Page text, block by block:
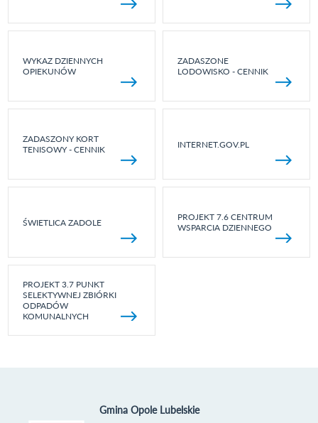
WYKAZ DZIENNYCH
OPIEKUNÓW
ZADASZONE
LODOWISKO - CENNIK
ZADASZONY KORT
TENISOWY - CENNIK
INTERNET.GOV.PL
ŚWIETLICA ZADOLE
PROJEKT 7.6 CENTRUM
WSPARCIA DZIENNEGO
PROJEKT 3.7 PUNKT
SELEKTYWNEJ ZBIÓRKI
ODPADÓW
KOMUNALNYCH
Gmina Opole Lubelskie